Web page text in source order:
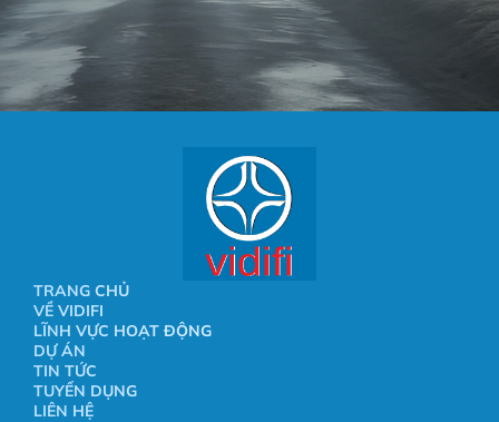
TRANG CHỦ
VỀ VIDIFI
LĨNH VỰC HOẠT ĐỘNG
DỰ ÁN
TIN TỨC
TUYỂN DỤNG
LIÊN HỆ